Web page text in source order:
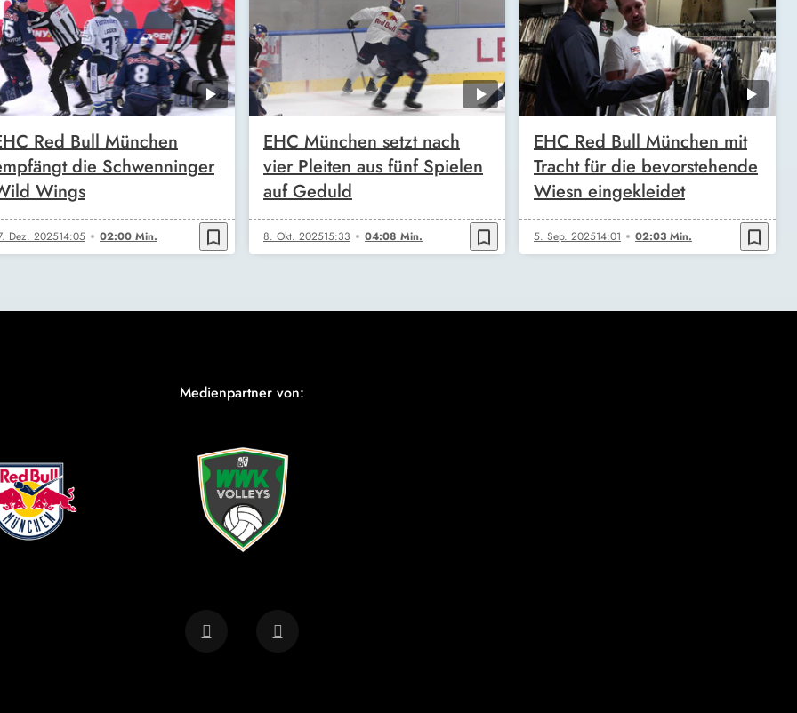
Red Bull München
die Schwenninger
Wings
Dez. 202514:05 02:00 Min. bookmark_border
EHC München setzt nach
vier Pleiten aus fünf Spielen
auf Geduld
8. Okt. 202515:33 04:08 Min. bookmark_border
EHC Red Bull München mit
Tracht für die bevorstehende
Wiesn eingekleidet
5. Sep. 202514:01 02:03 Min. bookmark_border
Medienpartner von: